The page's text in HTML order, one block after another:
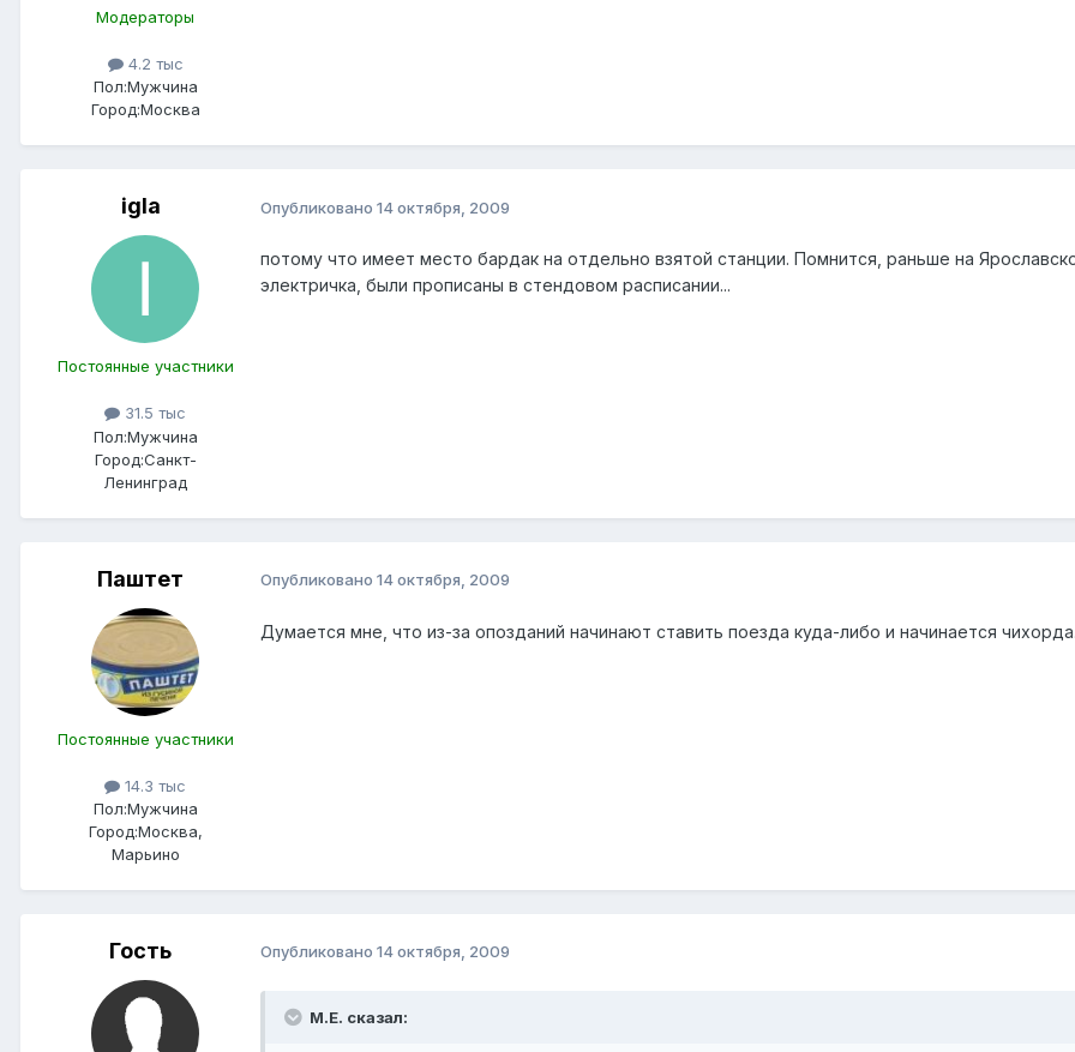
Модераторы
4.2 тыс
Пол:Мужчина
Город:Москва
igla
Постоянные участники
31.5 тыс
Пол:Мужчина
Город:Санкт-
Ленинград
Опубликовано 14 октября, 2009
потому что имеет место бардак на отдельно взятой станции. Помнится, раньше на
электричка, были прописаны в стендовом расписании...
Паштет
Постоянные участники
14.3 тыс
Пол:Мужчина
Город:Москва,
Марьино
Опубликовано 14 октября, 2009
Думается мне, что из-за опозданий начинают ставить поезда куда-либо и начинается
Гость Опубликовано 14 октября, 2009
М.Е. сказал: